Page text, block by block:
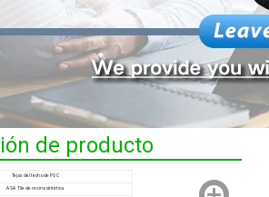
de producto
Tejas del techo de PVC
ASA Tile de resina sintética